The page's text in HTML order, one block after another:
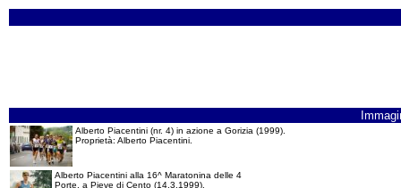
Alberto Piacentini (nr. 4) in azione a Gorizia (1999).
Proprietà: Alberto Piacentini.
Alberto Piacentini alla 16^ Maratonina delle 4
Porte, a Pieve di Cento (14.3.1999).